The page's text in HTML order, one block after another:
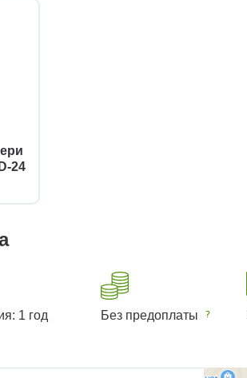
24
1 год Без предоплаты